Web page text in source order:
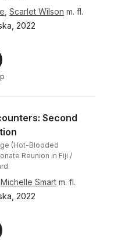
Scarlet Wilson m. fl.
2022
Second
(Hot-Blooded
Reunion in Fiji /
Michelle Smart m. fl.
2022